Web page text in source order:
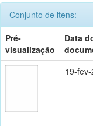
Conjunto de itens:
Pré-
visualização
Data
19-